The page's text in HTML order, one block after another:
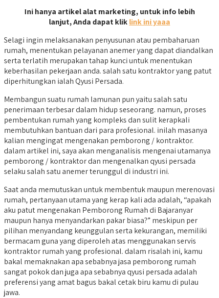
Ini hanya artikel alat marketing, untuk info lebih
lanjut, Anda dapat kliklink ini yaaa
Selagi ingin melaksanakan penyusunan atau pembaharuan
rumah, menentukan pelayanan anemer yang dapat diandalkan
serta terlatih merupakan tahap kunci untuk menentukan
keberhasilan pekerjaan anda. salah satu kontraktor yang patut
diperhitungkan ialah Qyusi Persada.
Membangun suatu rumah lamunan pun yaitu salah satu
penerimaan terbesar dalam hidup seseorang. namun, proses
pembentukan rumah yang kompleks dan sulit kerapkali
membutuhkan bantuan dari para profesional. inilah masanya
kalian mengingat mengenakan pemborong / kontraktor.
dalam artikel ini, saya akan menganalisis mengenai utamanya
pemborong / kontraktor dan mengenalkan qyusi persada
selaku salah satu anemer terunggul di industri ini.
Saat anda memutuskan untuk membentuk maupun merenovasi
rumah, pertanyaan utama yang kerap kali ada adalah, “apakah
aku patut mengenakan Pemborong Rumah di Bajaranyar
maupun hanya menyandarkan pakar biasa?” meskipun per
pilihan menyandang keunggulan serta kekurangan, memiliki
bermacam guna yang diperoleh atas menggunakan servis
kontraktor rumah yang profesional. dalam risalah ini, kamu
bakal memaknakan apa sebabnya jasa pemborong rumah
sangat pokok dan juga apa sebabnya qyusi persada adalah
preferensi yang amat bagus bakal cetak biru kamu di pulau
jawa.